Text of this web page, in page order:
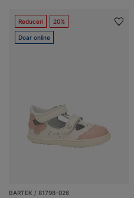
Reduceri 20%
Doar online
BARTEK / 81798-026